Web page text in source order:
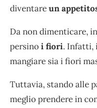
diventareun
Da non dimenticare,
persinoi fiori. Infatti,
mangiare sia i fiori
Tuttavia, stando alle
meglio prendere in